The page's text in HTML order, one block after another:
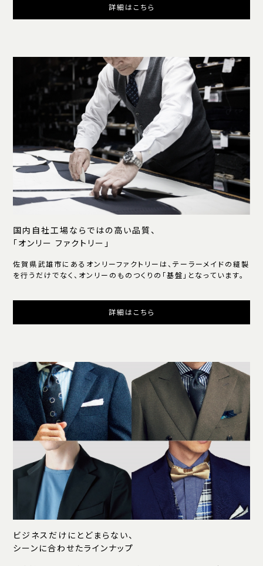
詳細はこちら
国内自社工場ならではの高い品質、
「オンリー ファクトリー」
佐賀県武雄市にあるオンリーファクトリーは、テーラーメイドの縫製
を行うだけでなく、オンリーのものつくりの「基盤」となっています。
詳細はこちら
ビジネスだけにとどまらない、
シーンに合わせたラインナップ